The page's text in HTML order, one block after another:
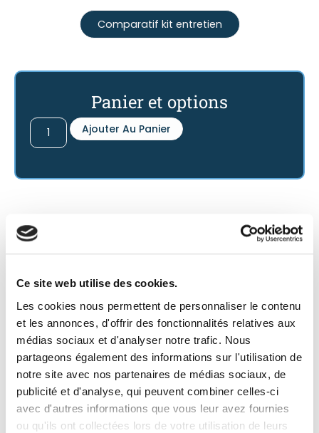
Ce site web utilise des cookies.
Les cookies nous permettent de personnaliser le contenu
et les annonces, d'offrir des fonctionnalités relatives aux
médias sociaux et d'analyser notre trafic. Nous
partageons également des informations sur l'utilisation de
notre site avec nos partenaires de médias sociaux, de
publicité et d'analyse, qui peuvent combiner celles-ci
avec d'autres informations que vous leur avez fournies
ou qu'ils ont collectées lors de votre utilisation de leurs
Comparatif kit entretien
Panier et options
Ajouter Au Panier